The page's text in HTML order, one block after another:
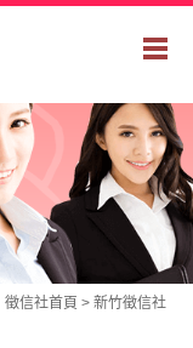
徵信社首頁 > 新竹徵信社